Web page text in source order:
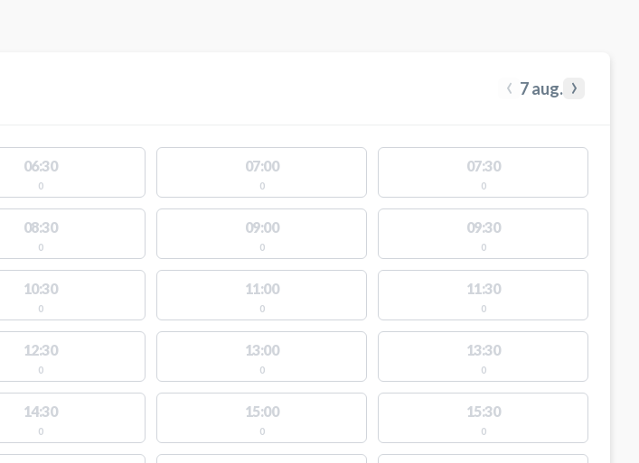
‹ 7 aug. ›
06:30
0
07:00
0
07:30
0
08:30
0
09:00
0
09:30
0
10:30
0
11:00
0
11:30
0
12:30
0
13:00
0
13:30
0
14:30
0
15:00
0
15:30
0